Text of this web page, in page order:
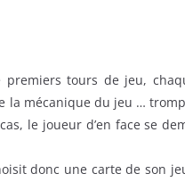
premiers tours de jeu,
la mécanique du jeu …
le joueur d’en face se
donc une carte de son